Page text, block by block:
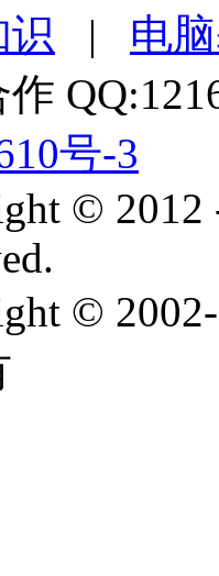
| 电
作
号-3
© 2012
©